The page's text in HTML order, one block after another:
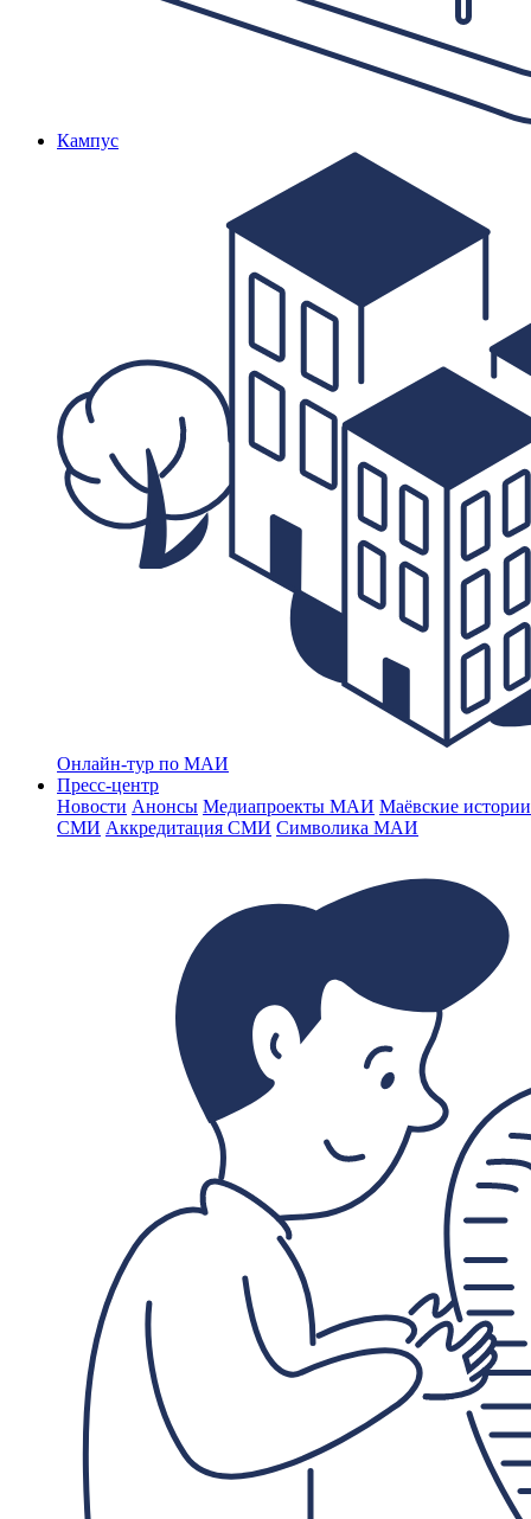
Кампус
Онлайн-тур по МАИ
Пресс-центр
Новости Анонсы Медиапроекты МАИ Маёвские
СМИ Аккредитация СМИ Символика МАИ